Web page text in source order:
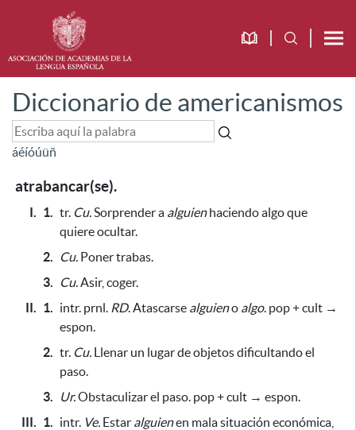
Diccionario de americanismos
áéíóúüñ
atrabancar(se).
I. 1. tr. Cu.Sorprender a alguienhaciendo algo que
quiere ocultar.
2.
Cu. Poner trabas.
3.
Cu.Asir, coger.
II. 1. intr. prnl. RD.Atascarse alguieno algo. pop + cult →
espon.
2. tr. Cu. Llenar un lugar de objetos dificultando el
paso.
3.
Ur.Obstaculizar el paso. pop + cult → espon.
III. 1. intr. Ve. Estar alguienen mala situación económica,